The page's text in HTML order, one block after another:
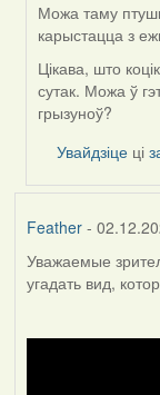
In
reply
to
by
Lighty
Можа таму
карыстацца з
Цікава, што
сутак. Можа ў
грызуноў?
Увайдзіце ці
Feather-
Уважаемые
угадать вид,